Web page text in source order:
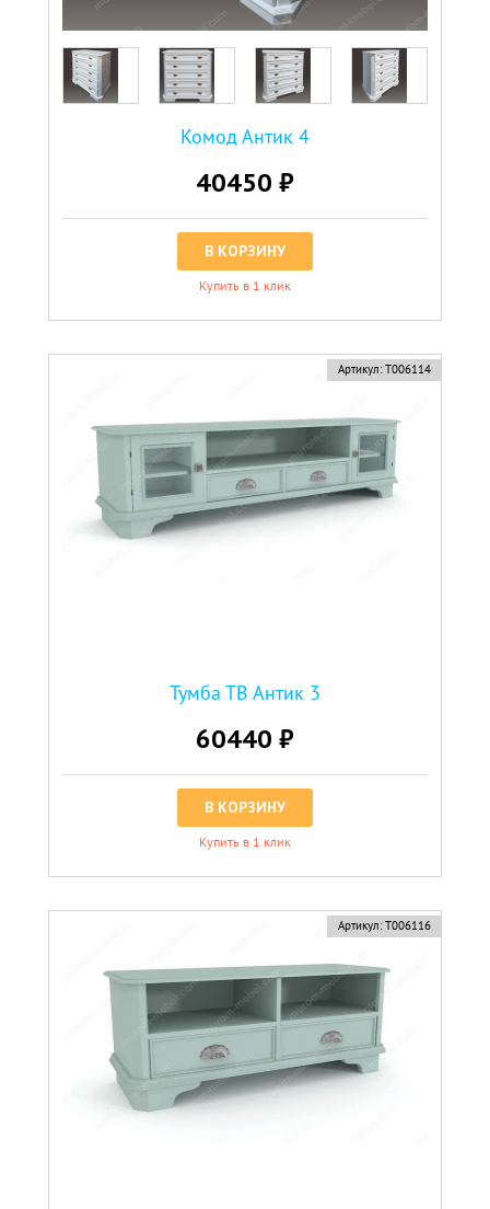
Комод Антик 4
40450 ₽
В КОРЗИНУ
Купить в 1 клик
Артикул: Т006114
Тумба ТВ Антик 3
60440 ₽
В КОРЗИНУ
Купить в 1 клик
Артикул: Т006116